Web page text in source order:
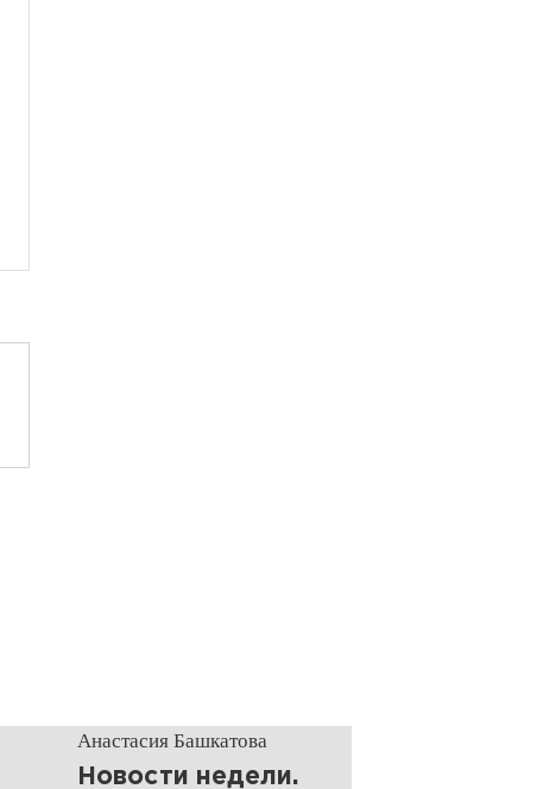
Анастасия Башкатова
​Новости недели.